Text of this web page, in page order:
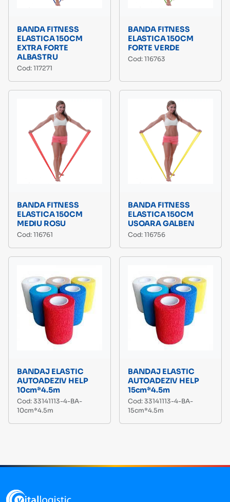
BANDA FITNESS
ELASTICA 150CM
EXTRA FORTE
ALBASTRU
Cod: 117271
BANDA FITNESS
ELASTICA 150CM
FORTE VERDE
Cod: 116763
BANDA FITNESS
ELASTICA 150CM
MEDIU ROSU
Cod: 116761
BANDA FITNESS
ELASTICA 150CM
USOARA GALBEN
Cod: 116756
BANDAJ ELASTIC
AUTOADEZIV HELP
10cm*4.5m
Cod: 33141113-4-BA-
10cm*4.5m
BANDAJ ELASTIC
AUTOADEZIV HELP
15cm*4.5m
Cod: 33141113-4-BA-
15cm*4.5m